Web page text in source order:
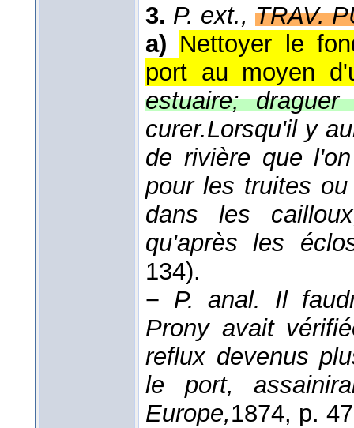
3. P. ext., TRAV.
a) Nettoyer le
port au moyen
estuaire;
curer.Lorsqu'il y
de rivière que
pour les truites
dans les
qu'après les
134).
− P. anal.
Il
Prony avait
reflux devenus
le port,
Europe,1874, p.